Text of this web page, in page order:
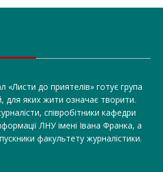
«Листи до приятелів» готує група
для яких жити означає творити.
співробітники кафедри
ЛНУ імені Івана Франка, а
факультету журналістики.